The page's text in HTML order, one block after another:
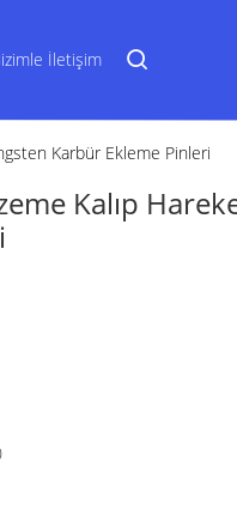
İletişim
Karbür Ekleme Pinleri
Kalıp